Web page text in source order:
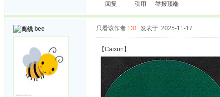
回复 引用 举报顶端
bee 只看该作者 131 发表于: 2025-11-17
【Caixun】